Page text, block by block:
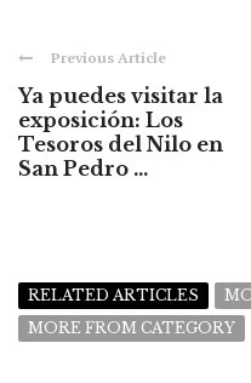
Previous Article
Ya puedes visitar la
exposición: Los
Tesoros del Nilo en
San Pedro ...
RELATED ARTICLES
MORE FROM CATEGORY